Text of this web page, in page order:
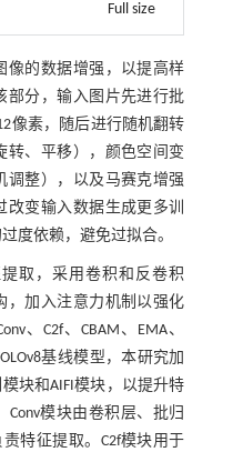
Full size
像的数据增强，以提高样
部分，输入图片先进行批
像素，随后进行随机翻转
转、平移），颜色空间变
调整），以及马赛克增强
变输入数据生成更多训
度依赖，避免过拟合。
取，采用卷积和反卷积
，加入注意力机制以强化
、C2f、CBAM、EMA、
基线模型，本研究加
模块和AIFI模块，以提升特
模块由卷积层、批归
特征提取。C2f模块用于